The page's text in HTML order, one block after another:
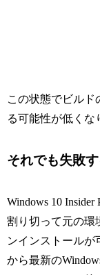
この状態でビルド
る可能性が低くな
それでも失敗
Windows 10
割り切って元の環
ンインストールが
から最新の